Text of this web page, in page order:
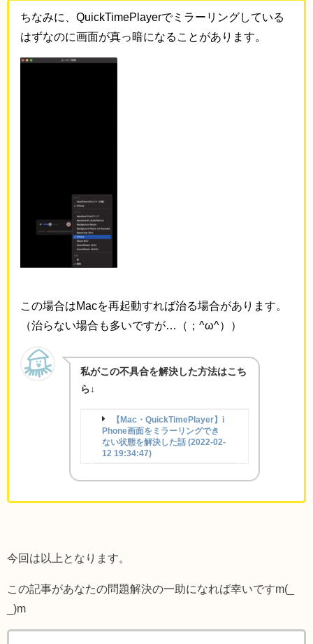
ちなみに、QuickTimePlayerでミラーリングしている
はずなのに画面が真っ暗になることがあります。
この場合はMacを再起動すれば治る場合があります。
（治らない場合も多いですが…（；^ω^））
私がこの不具合を解決した方法はこち
ら↓
【Mac・QuickTimePlayer】i
Phone画面をミラーリングでき
ない状態を解決した話 (2022-02-
12 19:34:47)
今回は以上となります。
この記事があなたの問題解決の一助になれば幸いですm(_
_)m